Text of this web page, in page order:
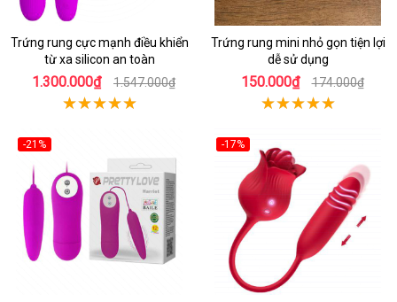
Trứng rung cực mạnh điều khiển
từ xa silicon an toàn
1.300.000₫ 1.547.000₫
Trứng rung mini nhỏ gọn tiện lợi
dễ sử dụng
150.000₫ 174.000₫
-21% -17%